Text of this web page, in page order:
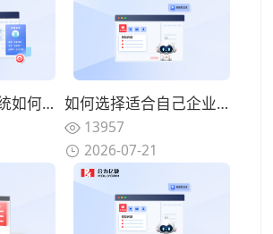
电话呼叫中心系统如何与在线渠道融合？全触点统一路由的协同方案 如何选择适合自己企业的电话呼叫中心系统？功能匹配与扩展性的权衡
13957
2026-07-21